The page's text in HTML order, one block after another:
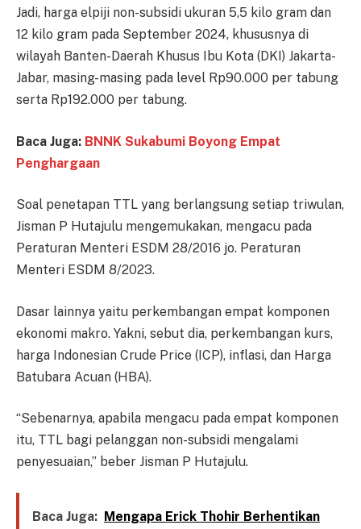
Jadi, harga elpiji non-subsidi ukuran 5,5 kilo gram dan
12 kilo gram pada September 2024, khususnya di
wilayah Banten-Daerah Khusus Ibu Kota (DKI) Jakarta-
Jabar, masing-masing pada level Rp90.000 per tabung
serta Rp192.000 per tabung.
Baca Juga: BNNK Sukabumi Boyong Empat
Penghargaan
Soal penetapan TTL yang berlangsung setiap triwulan,
Jisman P Hutajulu mengemukakan, mengacu pada
Peraturan Menteri ESDM 28/2016 jo. Peraturan
Menteri ESDM 8/2023.
Dasar lainnya yaitu perkembangan empat komponen
ekonomi makro. Yakni, sebut dia, perkembangan kurs,
harga Indonesian Crude Price (ICP), inflasi, dan Harga
Batubara Acuan (HBA).
“Sebenarnya, apabila mengacu pada empat komponen
itu, TTL bagi pelanggan non-subsidi mengalami
penyesuaian,” beber Jisman P Hutajulu.
Baca Juga: Mengapa Erick Thohir Berhentikan